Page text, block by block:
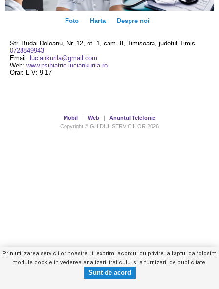
Foto Harta Despre noi
Str. Budai Deleanu, Nr. 12, et. 1, cam. 8, Timisoara, judetul Timis
0728849943
Email: luciankurila@gmail.com
Web: www.psihiatrie-luciankurila.ro
Orar: L-V: 9-17
Trimite mesaj privat
Mobil Web
Anuntul Telefonic
Copyright © GHIDUL SERVICIILOR 2026
Prin utilizarea serviciilor noastre, iti exprimi acordul cu privire la faptul ca folosim
module cookie in vederea analizarii traficului si a furnizarii de publicitate.